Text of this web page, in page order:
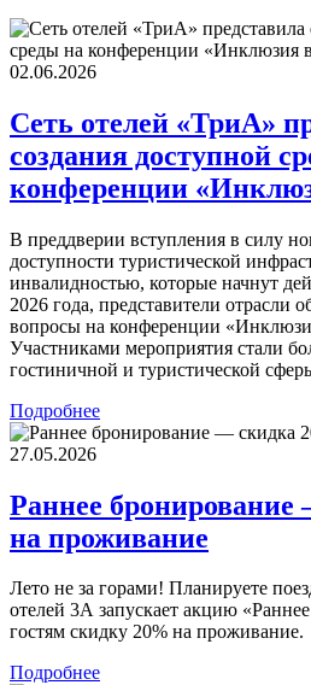
02.06.2026
Сеть отелей «ТриА»
создания доступной
конференции
В преддверии вступления в силу
доступности туристической
инвалидностью, которые начнут
2026 года, представители отрасли
вопросы на конференции
Участниками мероприятия стали
гостиничной и туристической
Подробнее
27.05.2026
Раннее
на проживание
Лето не за горами! Планируете
отелей 3А запускает акцию
гостям скидку 20% на проживание.
Подробнее